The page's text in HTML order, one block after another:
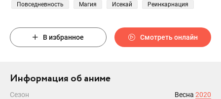
Повседневность Магия Исекай Реинкарнация
В избранное Смотреть онлайн
Информация об аниме
Сезон Весна 2020